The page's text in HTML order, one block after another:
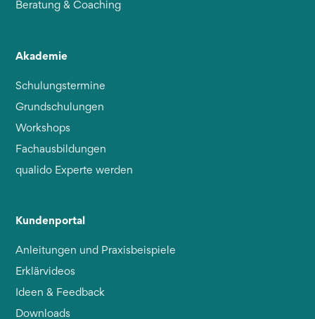
Beratung & Coaching
Akademie
Schulungstermine
Grundschulungen
Workshops
Fachausbildungen
qualido Experte werden
Kundenportal
Anleitungen und Praxisbeispiele
Erklärvideos
Ideen & Feedback
Downloads